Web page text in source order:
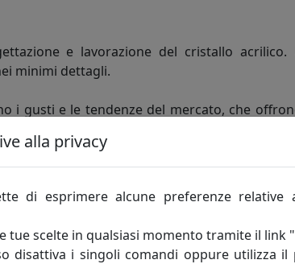
e lavorazione del cristallo
minimi dettagli.
i gusti e le tendenze del mercato, che
a fantasia. Ed è l’uso del cristallo
italiano si traduce in creazioni
di noti Designer progetta oggetti
continua ricerca.
alla privacy
di esprimere alcune preferenze
tue scelte in qualsiasi momento tramite il link
disattiva i singoli comandi oppure utilizza il